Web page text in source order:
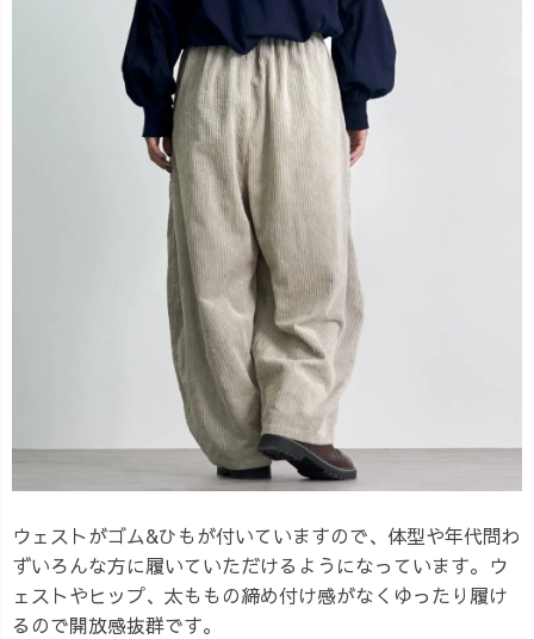
ウェストがゴム&ひもが付いていますので、体型や年代問わ
ずいろんな方に履いていただけるようになっています。ウ
ェストやヒップ、太ももの締め付け感がなくゆったり履け
るので開放感抜群です。